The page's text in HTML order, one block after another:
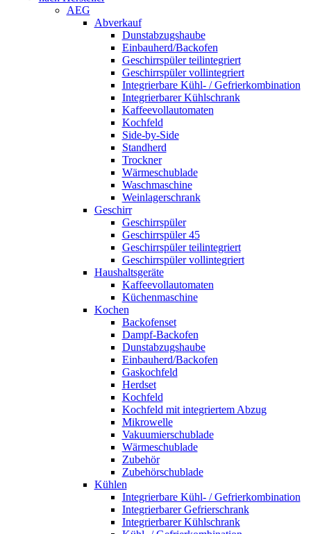
AEG
Abverkauf
Dunstabzugshaube
Einbauherd/Backofen
Geschirrspüler teilintegriert
Geschirrspüler vollintegriert
Integrierbare Kühl- / Gefrierkombination
Integrierbarer Kühlschrank
Kaffeevollautomaten
Kochfeld
Side-by-Side
Standherd
Trockner
Wärmeschublade
Waschmaschine
Weinlagerschrank
Geschirr
Geschirrspüler
Geschirrspüler 45
Geschirrspüler teilintegriert
Geschirrspüler vollintegriert
Haushaltsgeräte
Kaffeevollautomaten
Küchenmaschine
Kochen
Backofenset
Dampf-Backofen
Dunstabzugshaube
Einbauherd/Backofen
Gaskochfeld
Herdset
Kochfeld
Kochfeld mit integriertem Abzug
Mikrowelle
Vakuumierschublade
Wärmeschublade
Zubehör
Zubehörschublade
Kühlen
Integrierbare Kühl- / Gefrierkombination
Integrierbarer Gefrierschrank
Integrierbarer Kühlschrank